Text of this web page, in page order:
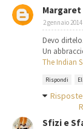
2 gennaio
Devo
Un
The Indian
Rispondi
Risposte
Sfizi e